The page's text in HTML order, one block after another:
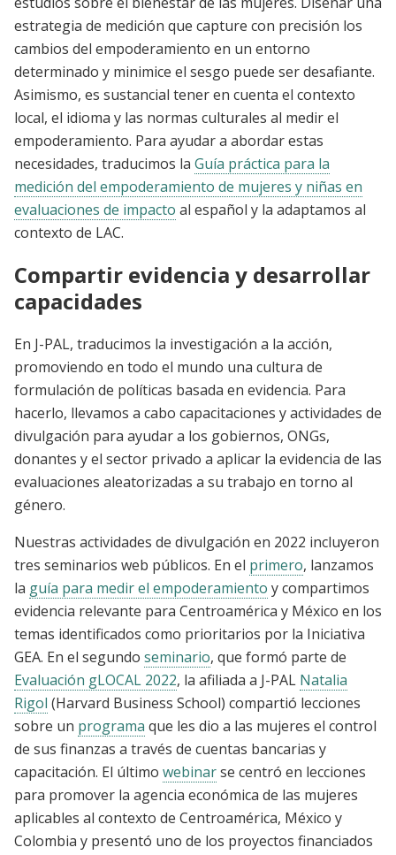
estrategia de medición que capture con precisión los
cambios del empoderamiento en un entorno
determinado y minimice el sesgo puede ser desafiante.
Asimismo, es sustancial tener en cuenta el contexto
local, el idioma y las normas culturales al medir el
empoderamiento. Para ayudar a abordar estas
necesidades, traducimos la Guía práctica para la
medición del empoderamiento de mujeres y niñas en
evaluaciones de impacto al español y la adaptamos al
contexto de LAC.
Compartir evidencia y desarrollar
capacidades
En J-PAL, traducimos la investigación a la acción,
promoviendo en todo el mundo una cultura de
formulación de políticas basada en evidencia. Para
hacerlo, llevamos a cabo capacitaciones y actividades de
divulgación para ayudar a los gobiernos, ONGs,
donantes y el sector privado a aplicar la evidencia de las
evaluaciones aleatorizadas a su trabajo en torno al
género.
Nuestras actividades de divulgación en 2022 incluyeron
tres seminarios web públicos. En el primero, lanzamos
la guía para medir el empoderamiento y compartimos
evidencia relevante para Centroamérica y México en los
temas identificados como prioritarios por la Iniciativa
GEA. En el segundo seminario, que formó parte de
Evaluación gLOCAL 2022, la afiliada a J-PAL Natalia
Rigol (Harvard Business School) compartió lecciones
sobre un programa que les dio a las mujeres el control
de sus finanzas a través de cuentas bancarias y
capacitación. El último webinarse centró en lecciones
para promover la agencia económica de las mujeres
aplicables al contexto de Centroamérica, México y
Colombia y presentó uno de los proyectos financiados